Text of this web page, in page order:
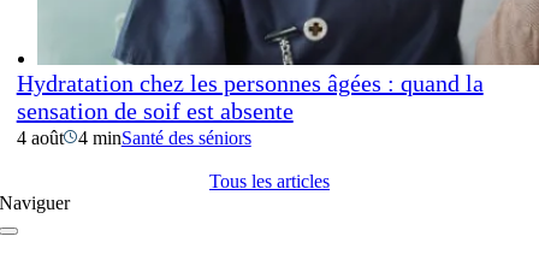
Hydratation chez les personnes âgées : quand la
sensation de soif est absente
4 août 4 minSanté des séniors
Tous les articles
Naviguer
Navigation